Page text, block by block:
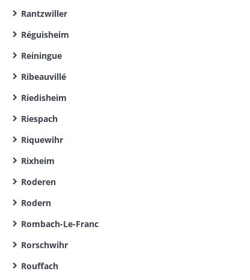
Rantzwiller
Réguisheim
Reiningue
Ribeauvillé
Riedisheim
Riespach
Riquewihr
Rixheim
Roderen
Rodern
Rombach-Le-Franc
Rorschwihr
Rouffach